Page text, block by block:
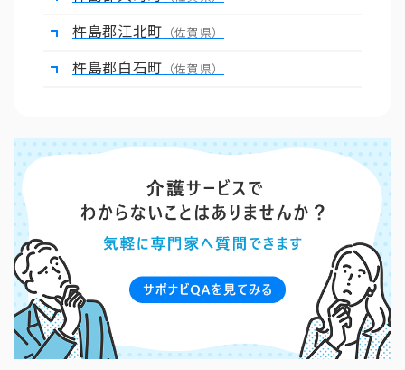
杵島郡江北町 （佐賀県）
杵島郡白石町 （佐賀県）